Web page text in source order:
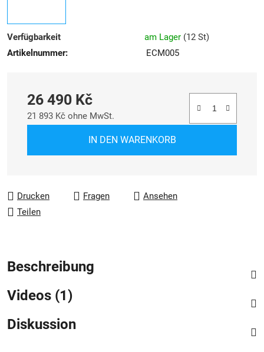
Verfügbarkeit am Lager (12 St)
Artikelnummer:
ECM005
26 490 Kč
21 893 Kč ohne MwSt.
IN DEN WARENKORB
Drucken Fragen
Ansehen
Teilen
Beschreibung
Videos (1)
Diskussion